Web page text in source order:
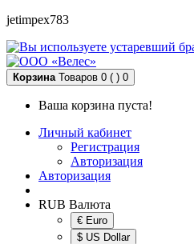
jetimpex783
Корзина Товаров 0 ( ) 0
Ваша корзина пуста!
Личный кабинет
Регистрация
Авторизация
Авторизация
RUB Валюта
€ Euro
$ US Dollar